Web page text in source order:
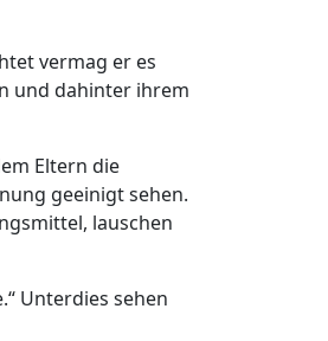
vermag er es
und dahinter ihrem
Eltern die
geeinigt sehen.
lauschen
Unterdies sehen